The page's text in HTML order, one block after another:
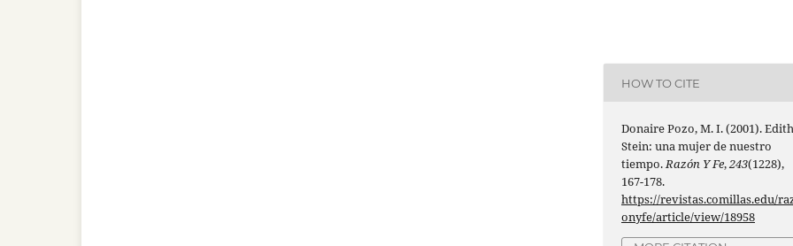
HOW TO CITE
Donaire Pozo, M. I. (2001).
Stein: una mujer de nuestro
tiempo.Razón Y Fe,243(1228),
167-178.
https://revistas.comillas.edu/
onyfe/article/view/18958